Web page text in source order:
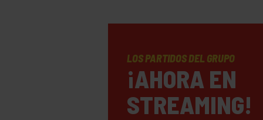
LOS PARTIDOS DEL GRUPO
¡AHORA EN
STREAMING!